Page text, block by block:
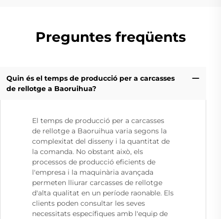
Preguntes freqüents
Quin és el temps de producció per a carcasses
de rellotge a Baoruihua?
El temps de producció per a carcasses
de rellotge a Baoruihua varia segons la
complexitat del disseny i la quantitat de
la comanda. No obstant això, els
processos de producció eficients de
l'empresa i la maquinària avançada
permeten lliurar carcasses de rellotge
d'alta qualitat en un període raonable. Els
clients poden consultar les seves
necessitats específiques amb l'equip de